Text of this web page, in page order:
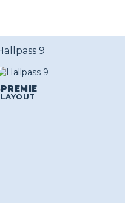
9
PREMIE
LAYOUT